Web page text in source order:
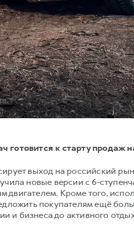
готовится к старту продаж
выход на российский
новые версии с 6-
двигателем. Кроме того,
покупателям ещё
и бизнеса до активного